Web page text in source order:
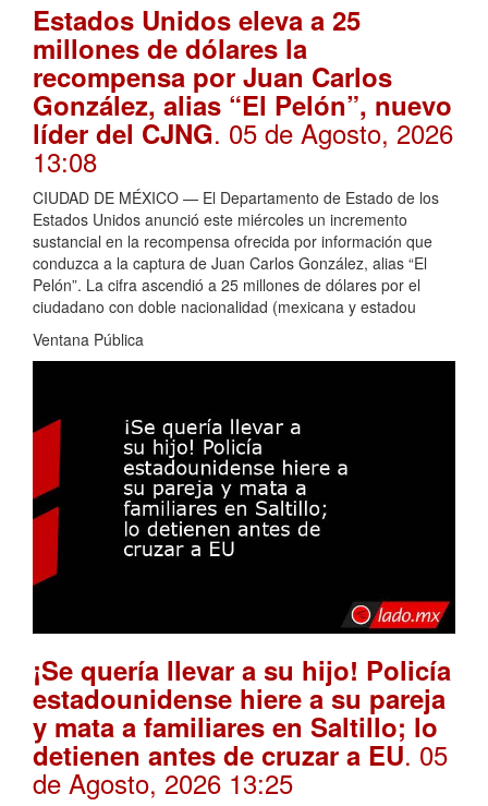
Estados Unidos eleva a 25
millones de dólares la
recompensa por Juan Carlos
González, alias “El Pelón”, nuevo
líder del CJNG. 05 de Agosto, 2026
13:08
CIUDAD DE MÉXICO — El Departamento de Estado de los
Estados Unidos anunció este miércoles un incremento
sustancial en la recompensa ofrecida por información que
conduzca a la captura de Juan Carlos González, alias “El
Pelón”. La cifra ascendió a 25 millones de dólares por el
ciudadano con doble nacionalidad (mexicana y estadou
Ventana Pública
¡Se quería llevar a su hijo! Policía
estadounidense hiere a su pareja
y mata a familiares en Saltillo; lo
detienen antes de cruzar a EU. 05
de Agosto, 2026 13:25